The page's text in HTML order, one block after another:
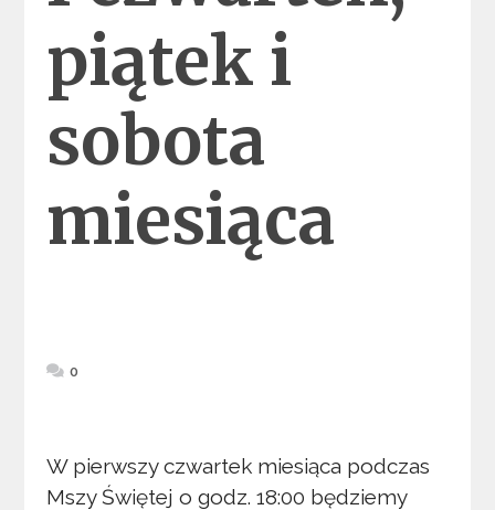
piątek i
sobota
miesiąca
0
W pierwszy czwartek miesiąca podczas
Mszy Świętej o godz. 18:00 będziemy